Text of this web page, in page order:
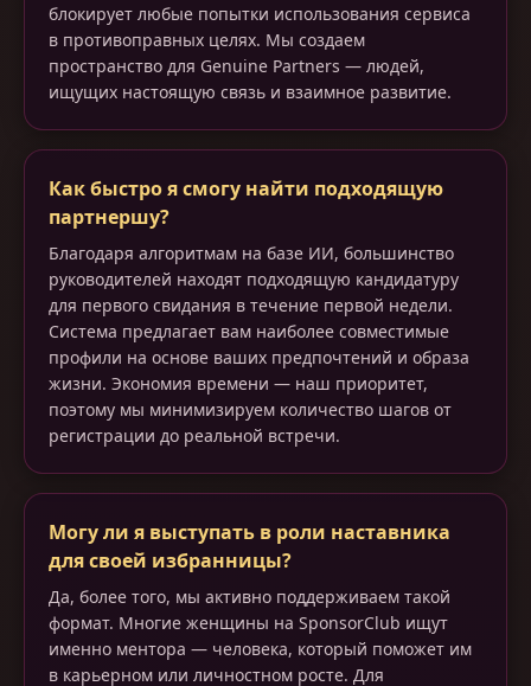
блокирует любые попытки использования сервиса
в противоправных целях. Мы создаем
пространство для Genuine Partners — людей,
ищущих настоящую связь и взаимное развитие.
Как быстро я смогу найти подходящую
партнершу?
Благодаря алгоритмам на базе ИИ, большинство
руководителей находят подходящую кандидатуру
для первого свидания в течение первой недели.
Система предлагает вам наиболее совместимые
профили на основе ваших предпочтений и образа
жизни. Экономия времени — наш приоритет,
поэтому мы минимизируем количество шагов от
регистрации до реальной встречи.
Могу ли я выступать в роли наставника
для своей избранницы?
Да, более того, мы активно поддерживаем такой
формат. Многие женщины на SponsorClub ищут
именно ментора — человека, который поможет им
в карьерном или личностном росте. Для